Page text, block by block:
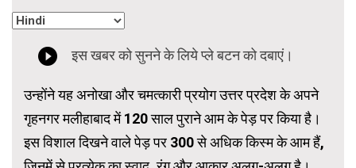
उन्होंने यह अनोखा और चमत्कारी प्रयोग उत्तर प्रदेश के अपने
गृहनगर मलीहाबाद में 120 साल पुराने आम के पेड़ पर किया है।
इस विशाल दिखने वाले पेड़ पर 300 से अधिक किस्म के आम हैं,